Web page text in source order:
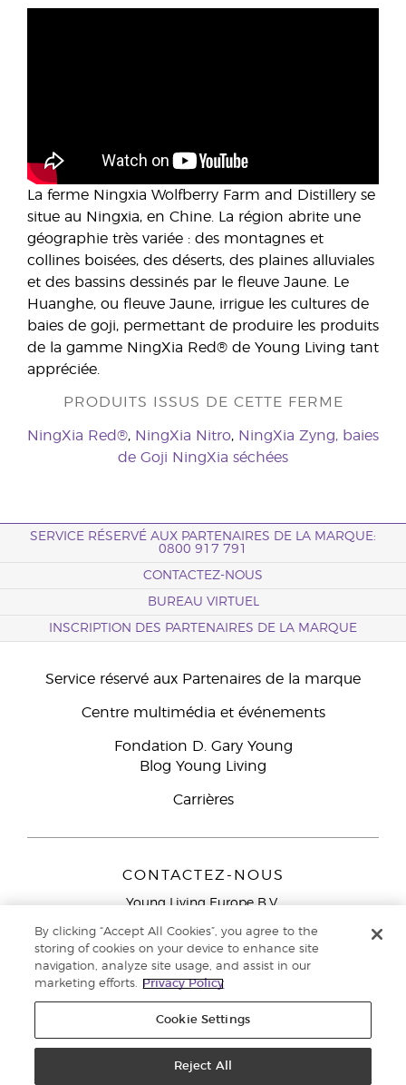
La ferme Ningxia Wolfberry Farm and Distillery se
situe au Ningxia, en Chine. La région abrite une
géographie très variée : des montagnes et
collines boisées, des déserts, des plaines alluviales
et des bassins dessinés par le fleuve Jaune. Le
Huanghe, ou fleuve Jaune, irrigue les cultures de
baies de goji, permettant de produire les produits
de la gamme NingXia Red® de Young Living tant
appréciée.
PRODUITS ISSUS DE CETTE FERME
NingXia Red®, NingXia Nitro, NingXia Zyng, baies
de Goji NingXia séchées
SERVICE RÉSERVÉ AUX PARTENAIRES DE LA MARQUE:
0800 917 791
CONTACTEZ-NOUS
BUREAU VIRTUEL
INSCRIPTION DES PARTENAIRES DE LA MARQUE
Service réservé aux Partenaires de la marque
Centre multimédia et événements
Fondation D. Gary Young
Blog Young Living
Carrières
CONTACTEZ-NOUS
Young Living Europe B.V.
9727 AJ Groningen
Service réservé aux Partenaires de la marque
791
Politique de confidentialité
By clicking “Accept All Cookies”, you agree to the
storing of cookies on your device to enhance site
navigation, analyze site usage, and assist in our
marketing efforts.
Privacy Policy
Cookie Settings
Reject All